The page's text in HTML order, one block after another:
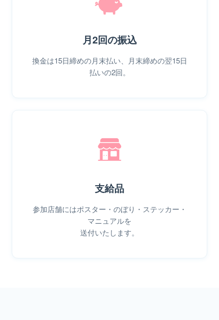
月2回の振込
換金は15日締めの月末払い、月末締めの翌15日
払いの2回。
支給品
参加店舗にはポスター・のぼり・ステッカー・
マニュアルを
送付いたします。